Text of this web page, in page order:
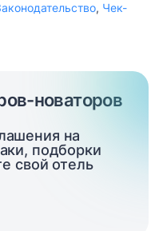
, Чек-
новаторов
на
подборки
свой отель